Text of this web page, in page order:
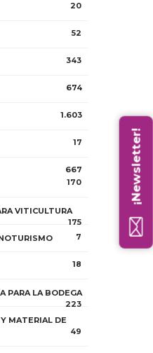
20
52
343
674
1.603
17
667
170
VITICULTURA
175
7
18
PARA LA BODEGA
223
MATERIAL DE
49
¡Newsletter!